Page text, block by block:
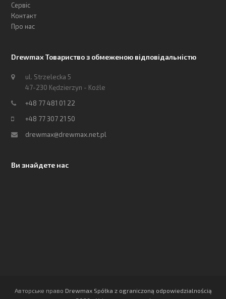
Сервіс
Контакт
Про нас
Drewmax Товариство з обмеженою відповідальністю
ul. Strzelecka 5
47-230 Kędzierzyn - Koźle
+48 77 481 01 22
+48 77 307 21 50
drewmax@drewmax.net.pl
Ви знайдете нас
Авторське право Drewmax Spółka z ograniczoną odpowiedzialnością